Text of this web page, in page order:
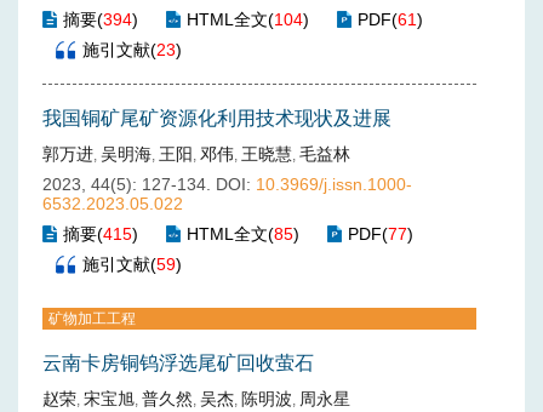
摘要(394) HTML全文(104) PDF(61)
施引文献(23)
我国铜矿尾矿资源化利用技术现状及进展
郭万进, 吴明海, 王阳, 邓伟, 王晓慧, 毛益林
2023, 44(5): 127-134. DOI: 10.3969/j.issn.1000-
6532.2023.05.022
摘要(415) HTML全文(85) PDF(77)
施引文献(59)
矿物加工工程
云南卡房铜钨浮选尾矿回收萤石
赵荣, 宋宝旭, 普久然, 吴杰, 陈明波, 周永星